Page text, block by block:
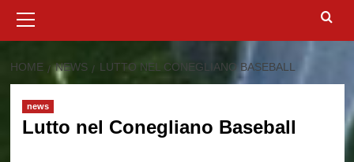
principale
HOME NEWS LUTTO NEL CONEGLIANO BASEBALL
news
Lutto nel Conegliano Baseball